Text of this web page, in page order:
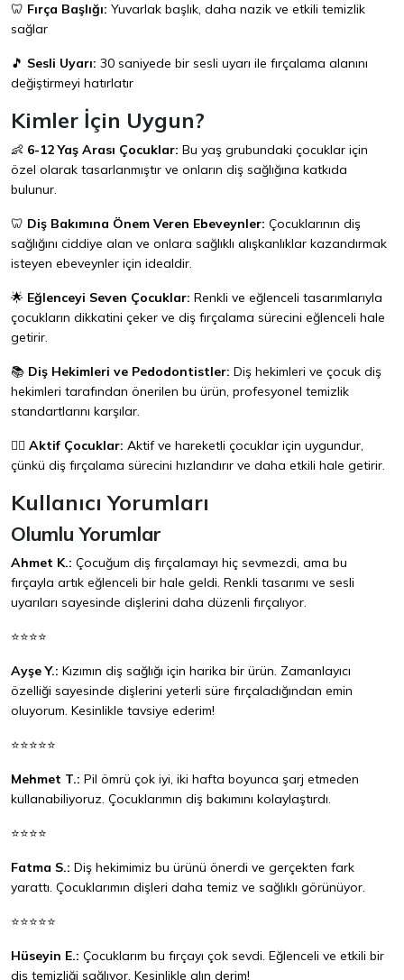
🦷 Fırça Başlığı: Yuvarlak başlık, daha nazik ve etkili temizlik
sağlar
🎵 Sesli Uyarı: 30 saniyede bir sesli uyarı ile fırçalama alanını
değiştirmeyi hatırlatır
Kimler İçin Uygun?
👶 6-12 Yaş Arası Çocuklar: Bu yaş grubundaki çocuklar için
özel olarak tasarlanmıştır ve onların diş sağlığına katkıda
bulunur.
🦷 Diş Bakımına Önem Veren Ebeveynler: Çocuklarının diş
sağlığını ciddiye alan ve onlara sağlıklı alışkanlıklar kazandırmak
isteyen ebeveynler için idealdir.
🌟 Eğlenceyi Seven Çocuklar: Renkli ve eğlenceli tasarımlarıyla
çocukların dikkatini çeker ve diş fırçalama sürecini eğlenceli hale
getirir.
📚 Diş Hekimleri ve Pedodontistler: Diş hekimleri ve çocuk diş
hekimleri tarafından önerilen bu ürün, profesyonel temizlik
standartlarını karşılar.
🏃‍♂️ Aktif Çocuklar: Aktif ve hareketli çocuklar için uygundur,
çünkü diş fırçalama sürecini hızlandırır ve daha etkili hale getirir.
Kullanıcı Yorumları
Olumlu Yorumlar
Ahmet K.: Çocuğum diş fırçalamayı hiç sevmezdi, ama bu
fırçayla artık eğlenceli bir hale geldi. Renkli tasarımı ve sesli
uyarıları sayesinde dişlerini daha düzenli fırçalıyor.
⭐⭐⭐⭐
Ayşe Y.: Kızımın diş sağlığı için harika bir ürün. Zamanlayıcı
özelliği sayesinde dişlerini yeterli süre fırçaladığından emin
oluyorum. Kesinlikle tavsiye ederim!
⭐⭐⭐⭐⭐
Mehmet T.: Pil ömrü çok iyi, iki hafta boyunca şarj etmeden
kullanabiliyoruz. Çocuklarımın diş bakımını kolaylaştırdı.
⭐⭐⭐⭐
Fatma S.: Diş hekimimiz bu ürünü önerdi ve gerçekten fark
yarattı. Çocuklarımın dişleri daha temiz ve sağlıklı görünüyor.
⭐⭐⭐⭐⭐
Hüseyin E.: Çocuklarım bu fırçayı çok sevdi. Eğlenceli ve etkili bir
diş temizliği sağlıyor. Kesinlikle alın derim!